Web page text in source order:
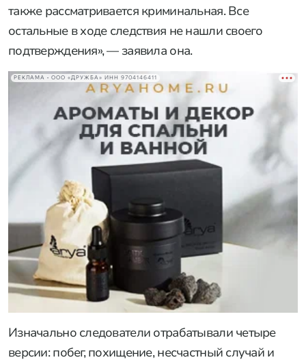
также рассматривается криминальная. Все
остальные в ходе следствия не нашли своего
подтверждения», — заявила она.
РЕКЛАМА • ООО «ДРУЖБА» ИНН 9704146411
Изначально следователи отрабатывали четыре
версии: побег, похищение, несчастный случай и